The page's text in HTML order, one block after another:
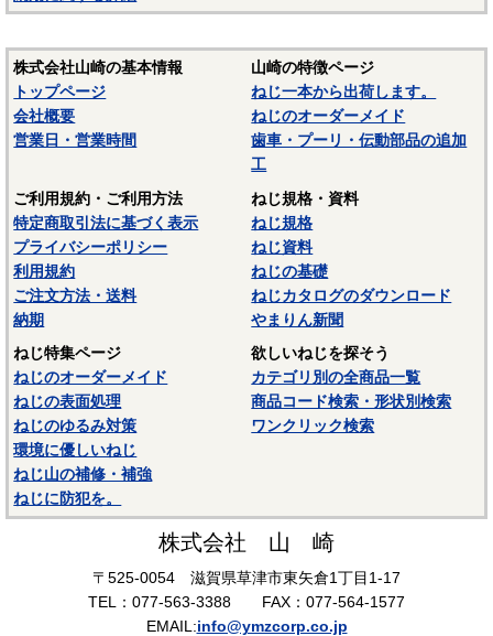
・ねじの頭部形状は「ねじの頭部形状」をご参照ください。
株式会社山崎の基本情報
トップページ
会社概要
営業日・営業時間
山崎の特徴ページ
ねじ一本から出荷します。
ねじのオーダーメイド
歯車・プーリ・伝動部品の追加
工
ご利用規約・ご利用方法
特定商取引法に基づく表示
プライバシーポリシー
利用規約
ご注文方法・送料
納期
ねじ規格・資料
ねじ規格
ねじ資料
ねじの基礎
ねじカタログのダウンロード
やまりん新聞
ねじ特集ページ
ねじのオーダーメイド
ねじの表面処理
ねじのゆるみ対策
環境に優しいねじ
ねじ山の補修・補強
ねじに防犯を。
欲しいねじを探そう
カテゴリ別の全商品一覧
商品コード検索・形状別検索
ワンクリック検索
株式会社 山 崎
〒525-0054 滋賀県草津市東矢倉1丁目1-17
TEL：077-563-3388 FAX：077-564-1577
EMAIL:info@ymzcorp.co.jp